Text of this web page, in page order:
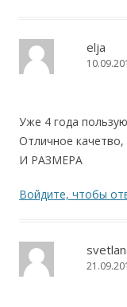
elja
Уже 4 года
Отличное
И РАЗМЕРА
Войдите, чтобы